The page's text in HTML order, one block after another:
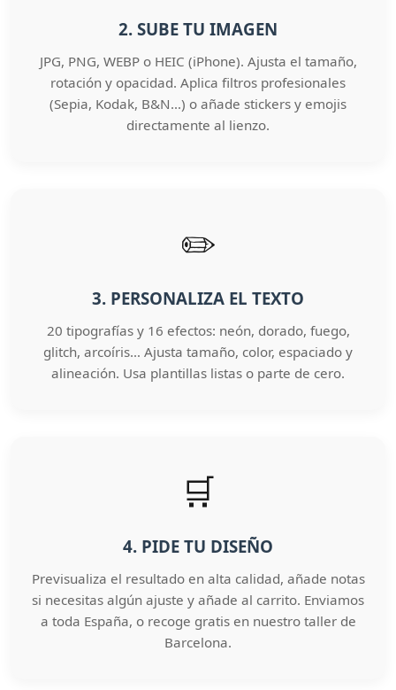
2. SUBE TU IMAGEN
JPG, PNG, WEBP o HEIC (iPhone). Ajusta el tamaño,
rotación y opacidad. Aplica filtros profesionales
(Sepia, Kodak, B&N…) o añade stickers y emojis
directamente al lienzo.
✏️
3. PERSONALIZA EL TEXTO
20 tipografías y 16 efectos: neón, dorado, fuego,
glitch, arcoíris… Ajusta tamaño, color, espaciado y
alineación. Usa plantillas listas o parte de cero.
🛒
4. PIDE TU DISEÑO
Previsualiza el resultado en alta calidad, añade notas
si necesitas algún ajuste y añade al carrito. Enviamos
a toda España, o recoge gratis en nuestro taller de
Barcelona.